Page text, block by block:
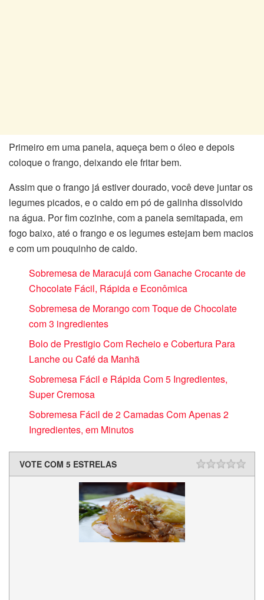
Primeiro em uma panela, aqueça bem o óleo e depois
coloque o frango, deixando ele fritar bem.
Assim que o frango já estiver dourado, você deve juntar os
legumes picados, e o caldo em pó de galinha dissolvido
na água. Por fim cozinhe, com a panela semitapada, em
fogo baixo, até o frango e os legumes estejam bem macios
e com um pouquinho de caldo.
Sobremesa de Maracujá com Ganache Crocante de
Chocolate Fácil, Rápida e Econômica
Sobremesa de Morango com Toque de Chocolate
com 3 ingredientes
Bolo de Prestigio Com Recheio e Cobertura Para
Lanche ou Café da Manhã
Sobremesa Fácil e Rápida Com 5 Ingredientes,
Super Cremosa
Sobremesa Fácil de 2 Camadas Com Apenas 2
Ingredientes, em Minutos
VOTE COM 5 ESTRELAS